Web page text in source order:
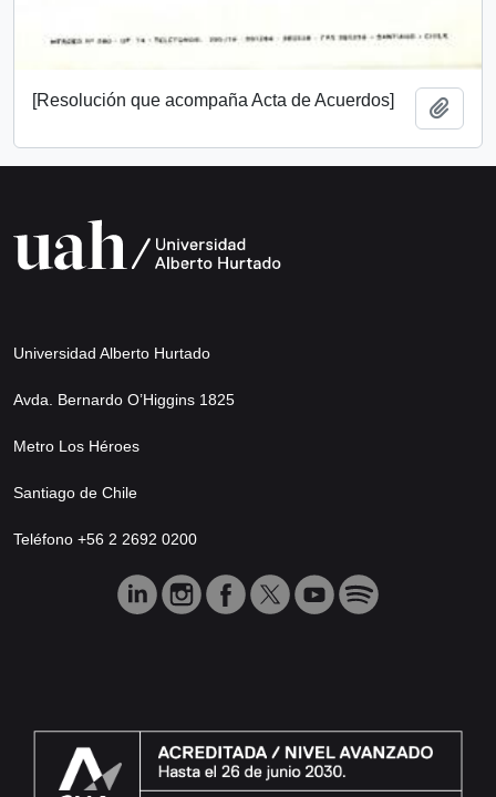
[Resolución que acompaña Acta de Acuerdos]
Universidad Alberto Hurtado
Avda. Bernardo O’Higgins 1825
Metro Los Héroes
Santiago de Chile
Teléfono +56 2 2692 0200